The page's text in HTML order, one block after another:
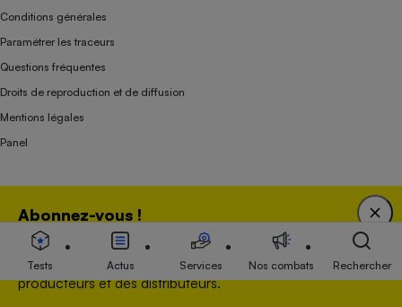
Abonnez-vous !
Bénéficiez d'une expertise unique tout en soutenant
une association 100 % indépendante de l'Etat, des
producteurs et des distributeurs.
Conditions générales
Paramétrer les traceurs
Questions fréquentes
Droits de reproduction et de diffusion
Mentions légales
Panel
Association indépendante de l’État, des syndicats, des producteurs et des
distributeurs depuis 1951.
Tests Actus Services Nos combats Rechercher